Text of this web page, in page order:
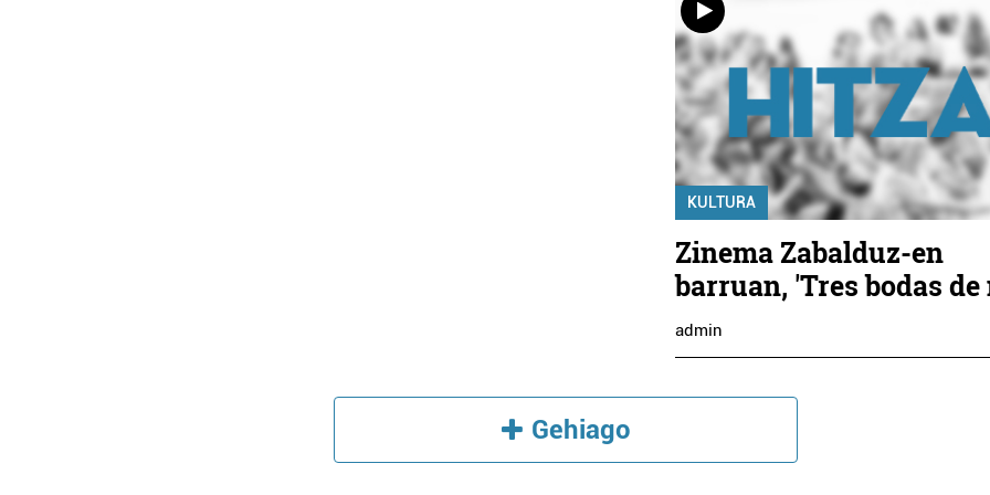
KULTURA
Zinema Zabalduz-en
barruan, 'Tres bodas de
admin
Gehiago